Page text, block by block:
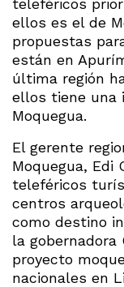
ellos es el de
propuestas
están en
última región
ellos tiene una
Moquegua.
El gerente
Moquegua, Edi
teleféricos
centros
como destino
la gobernadora
proyecto
nacionales en